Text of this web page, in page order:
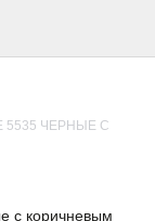
5535 ЧЕРНЫЕ С